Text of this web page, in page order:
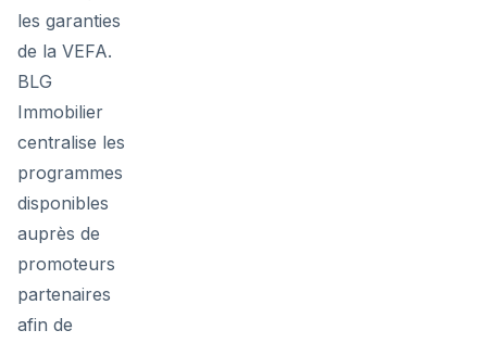
les garanties
de la VEFA.
BLG
Immobilier
centralise les
programmes
disponibles
auprès de
promoteurs
partenaires
afin de